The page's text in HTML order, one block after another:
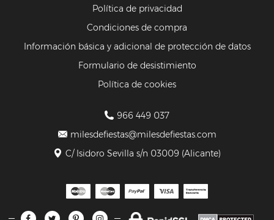
Política de privacidad
Condiciones de compra
Información básica y adicional de protección de datos
Formulario de desistimiento
Política de cookies
966 449 037
milesdefiestas@milesdefiestas.com
C/ Isidoro Sevilla s/n 03009 (Alicante)